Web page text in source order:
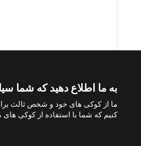
خرید آپارتمان در
پرداخت با بیت کوین
به ما اطلاع دهید که شما
ما از کوکی های خود و شخص ثالث
کنیم که شما با استفاده از کوکی